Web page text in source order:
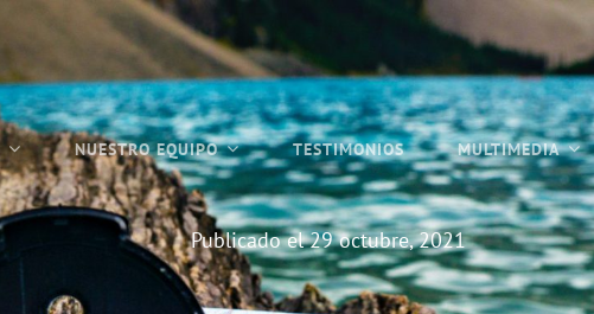
NUESTRO EQUIPO TESTIMONIOS MULTIMEDIA
Publicado el29 octubre, 2021